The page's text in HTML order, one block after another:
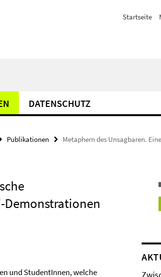
Startseite
DATENSCHUTZ
Publikationen
Metaphern des Unsagbaren.
Demonstrationen
und StudentInnen, welche